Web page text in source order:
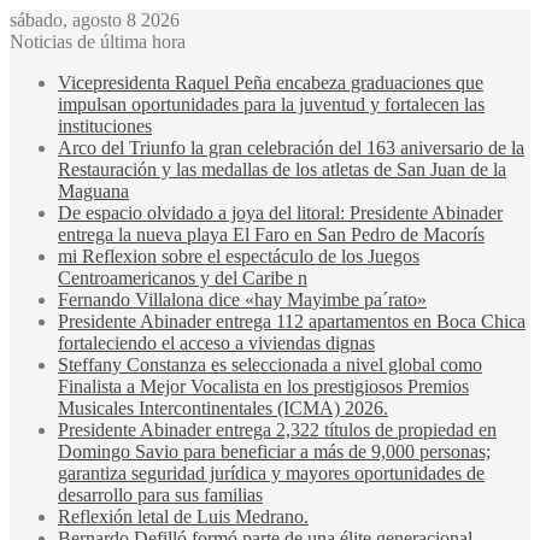
sábado, agosto 8 2026
Noticias de última hora
Vicepresidenta Raquel Peña encabeza graduaciones que
impulsan oportunidades para la juventud y fortalecen las
instituciones
Arco del Triunfo la gran celebración del 163 aniversario de la
Restauración y las medallas de los atletas de San Juan de la
Maguana
De espacio olvidado a joya del litoral: Presidente Abinader
entrega la nueva playa El Faro en San Pedro de Macorís
mi Reflexion sobre el espectáculo de los Juegos
Centroamericanos y del Caribe n
Fernando Villalona dice «hay Mayimbe pa´rato»
Presidente Abinader entrega 112 apartamentos en Boca Chica
fortaleciendo el acceso a viviendas dignas
Steffany Constanza es seleccionada a nivel global como
Finalista a Mejor Vocalista en los prestigiosos Premios
Musicales Intercontinentales (ICMA) 2026.
Presidente Abinader entrega 2,322 títulos de propiedad en
Domingo Savio para beneficiar a más de 9,000 personas;
garantiza seguridad jurídica y mayores oportunidades de
desarrollo para sus familias
Reflexión letal de Luis Medrano.